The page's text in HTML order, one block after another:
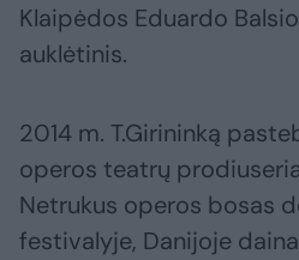
Klaipėdos Eduardo
auklėtinis.
2014 m. T.Girininką
operos teatrų
Netrukus operos bosas
festivalyje, Danijoje